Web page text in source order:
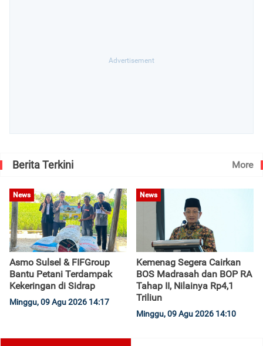
Berita Terkini More
News
Asmo Sulsel & FIFGroup
Bantu Petani Terdampak
Kekeringan di Sidrap
Minggu, 09 Agu 2026 14:17
News
Kemenag Segera Cairkan
BOS Madrasah dan BOP RA
Tahap II, Nilainya Rp4,1
Triliun
Minggu, 09 Agu 2026 14:10